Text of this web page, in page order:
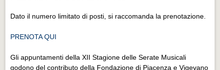
Dato il numero limitato di posti, si raccomanda la prenotazione.
PRENOTA QUI
Gli appuntamenti della XII Stagione delle Serate Musicali
godono del contributo della Fondazione di Piacenza e Vigevano